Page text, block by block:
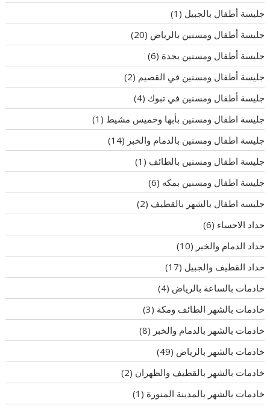
جليسة أطفال بالجبيل (1)
جليسة أطفال ومسنين بالرياض (20)
جليسة أطفال ومسنين بجدة (6)
جليسة أطفال ومسنين في القصيم (2)
جليسة أطفال ومسنين في تبوك (4)
جليسة اطفال ومسنين بأبها وخميس مشيط (1)
جليسة اطفال ومسنين بالدمام والخبر (14)
جليسة اطفال ومسنين بالطائف (1)
جليسة اطفال ومسنين بمكه (6)
جليسه اطفال بالشهر بالقطيف (2)
حداد الاحساء (6)
حداد الدمام والخبر (10)
حداد القطيف والجبيل (17)
خادمات بالساعة بالرياض (4)
خادمات بالشهر الطائف ومكة (3)
خادمات بالشهر بالدمام والخبر (8)
خادمات بالشهر بالرياض (49)
خادمات بالشهر بالقطيف والظهران (2)
خادمات بالشهر بالمدينة المنورة (1)